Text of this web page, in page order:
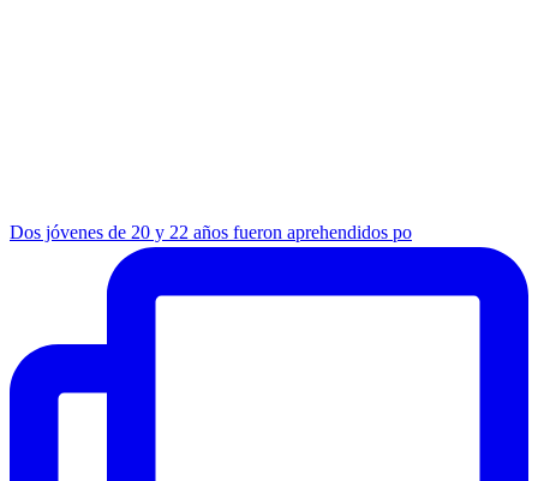
Dos jóvenes de 20 y 22 años fueron aprehendidos po